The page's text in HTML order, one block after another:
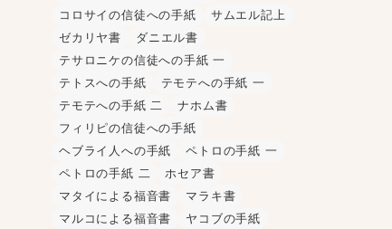
コロサイの信徒への手紙
サムエル記上
ゼカリヤ書
ダニエル書
テサロニケの信徒への手紙 一
テトスへの手紙
テモテへの手紙 一
テモテへの手紙 二
ナホム書
フィリピの信徒への手紙
ヘブライ人への手紙
ペトロの手紙 一
ペトロの手紙 二
ホセア書
マタイによる福音書
マラキ書
マルコによる福音書
ヤコブの手紙